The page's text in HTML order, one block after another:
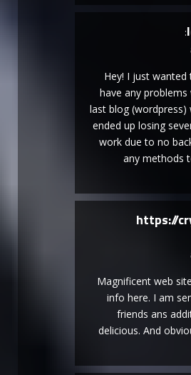
Hey! I just
have any problems
last blog (wordpress)
ended up losing
work due to no
any methods
https://
Magnificent web
info here. I am
friends ans
delicious. And